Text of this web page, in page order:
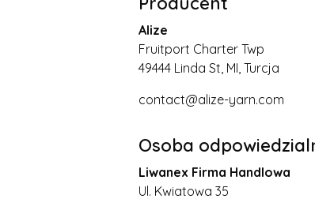
Alize
Fruitport Charter Twp
49444 Linda St, MI, Turcja
contact@alize-yarn.com
Osoba
Liwanex Firma Handlowa
Ul. Kwiatowa 35